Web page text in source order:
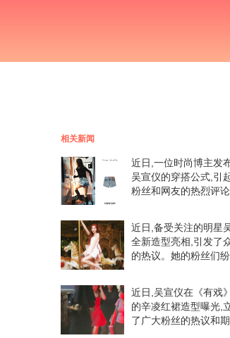
相关新闻
近日,一位时尚博主发
吴宣仪的穿搭公式,引
粉丝和网友的热烈评
短裤和某品牌鞋履展
独特魅力。这种简约而
近日,备受关注的明星
全新造型亮相,引发了
的热议。她的粉丝们纷
展现的形象令人眼前
身穿一字带设计的服
近日,吴宣仪在《有戏
的辛凌红裙造型曝光,
了广大粉丝的热议和期